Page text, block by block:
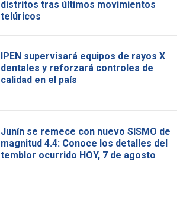
distritos tras últimos movimientos
telúricos
IPEN supervisará equipos de rayos X
dentales y reforzará controles de
calidad en el país
Junín se remece con nuevo SISMO de
magnitud 4.4: Conoce los detalles del
temblor ocurrido HOY, 7 de agosto